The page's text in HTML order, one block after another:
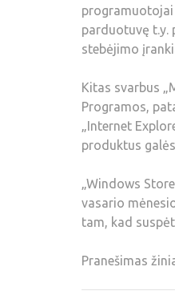
programuotojai
parduotuvę t.y.
stebėjimo
Kitas svarbus
Programos,
„Internet
produktus
„Windows
vasario
tam, kad
Pranešimas